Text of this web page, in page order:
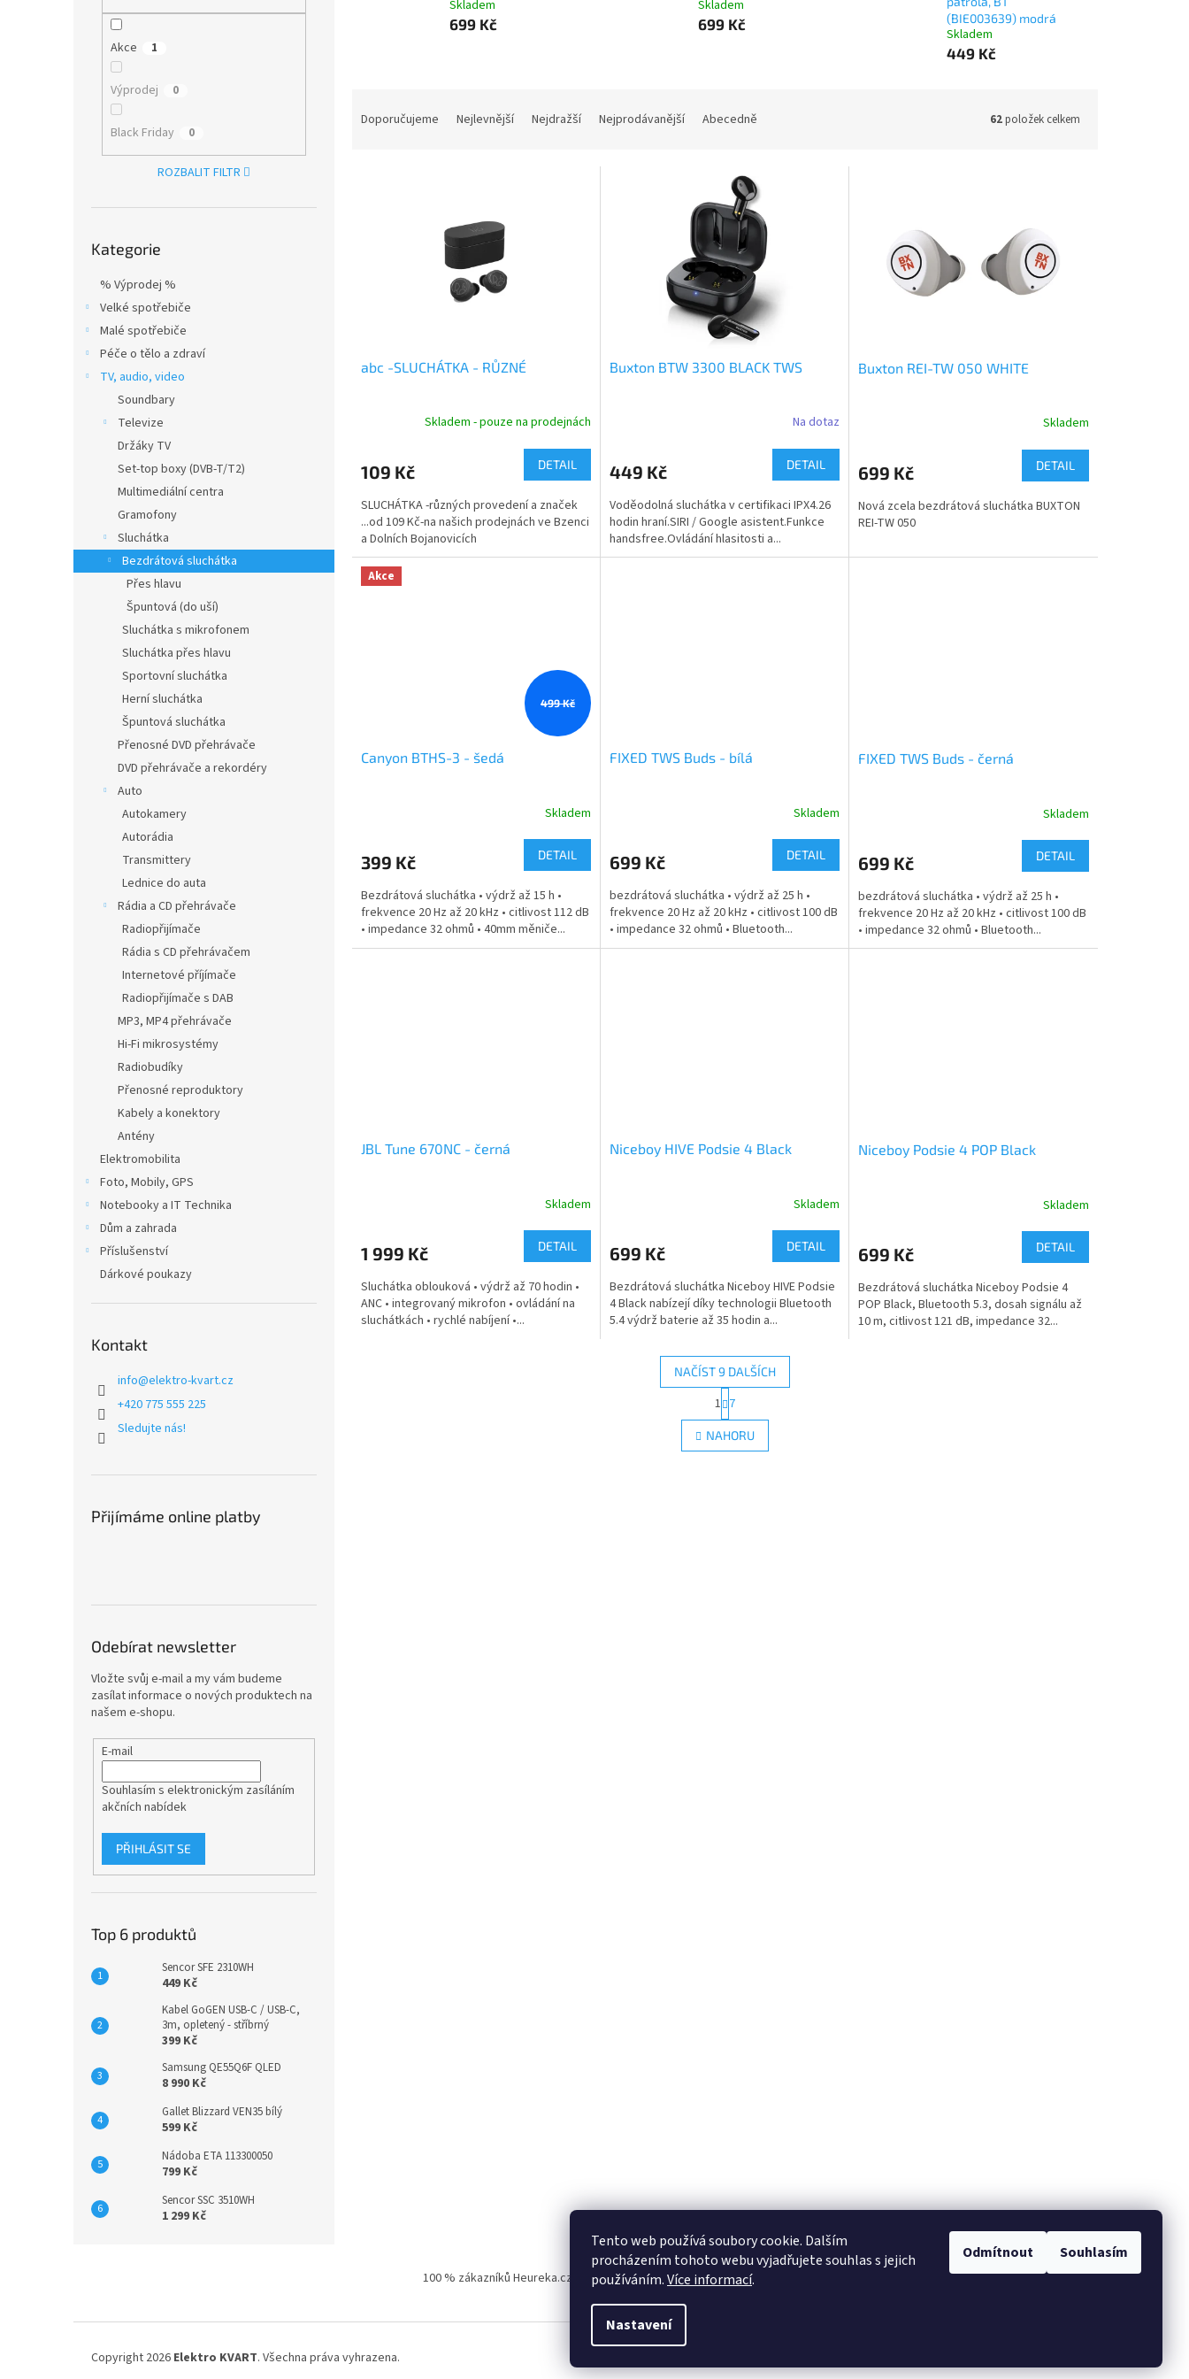
Tento web používá soubory cookie. Dalším
procházením tohoto webu vyjadřujete souhlas s jejich
používáním.Více informací.
Nastavení
Odmítnout Souhlasím
Akce 1
Výprodej 0
Black Friday 0
ROZBALIT FILTR
kategorie
Kategorie
% Výprodej %
Velké spotřebiče
Malé spotřebiče
Péče o tělo a zdraví
TV, audio, video
Soundbary
Televize
Držáky TV
Set-top boxy (DVB-T/T2)
Multimediální centra
Gramofony
Sluchátka
Bezdrátová sluchátka
Přes hlavu
Špuntová (do uší)
Sluchátka s mikrofonem
Sluchátka přes hlavu
Sportovní sluchátka
Herní sluchátka
Špuntová sluchátka
Přenosné DVD přehrávače
DVD přehrávače a rekordéry
Auto
Autokamery
Autorádia
Transmittery
Lednice do auta
Rádia a CD přehrávače
Radiopřijímače
Rádia s CD přehrávačem
Internetové příjímače
Radiopřijímače s DAB
MP3, MP4 přehrávače
Hi-Fi mikrosystémy
Radiobudíky
Přenosné reproduktory
Kabely a konektory
Antény
Elektromobilita
Foto, Mobily, GPS
Notebooky a IT Technika
Dům a zahrada
Příslušenství
Dárkové poukazy
Kontakt
info@elektro-kvart.cz
+420 775 555 225
Sledujte nás!
Přijímáme online platby
Odebírat newsletter
Vložte svůj e-mail a my vám budeme
zasílat informace o nových produktech na
našem e-shopu.
E-mail
Souhlasím s elektronickým zasíláním
akčních nabídek
PŘIHLÁSIT SE
Top 6 produktů
Sencor SFE 2310WH
449 Kč
Kabel GoGEN USB-C / USB-C,
3m, opletený - stříbrný
399 Kč
Samsung QE55Q6F QLED
8 990 Kč
Gallet Blizzard VEN35 bílý
599 Kč
Nádoba ETA 113300050
799 Kč
Sencor SSC 3510WH
1 299 Kč
Skladem
699 Kč
Skladem
699 Kč
(BIE003639) modrá
Skladem
449 Kč
Doporučujeme Nejlevnější Nejdražší Nejprodávanější Abecedně 62položek celkem
abc -SLUCHÁTKA - RŮZNÉ
Skladem - pouze na prodejnách
109 Kč DETAIL
SLUCHÁTKA -různých provedení a značek
...od 109 Kč-na našich prodejnách ve Bzenci
a Dolních Bojanovicích
Buxton BTW 3300 BLACK TWS
Na dotaz
449 Kč DETAIL
Voděodolná sluchátka v certifikaci IPX4.26
hodin hraní.SIRI / Google asistent.Funkce
handsfree.Ovládání hlasitosti a...
Buxton REI-TW 050 WHITE
Skladem
699 Kč DETAIL
Nová zcela bezdrátová sluchátka BUXTON
REI-TW 050
Akce
499 Kč
Canyon BTHS-3 - šedá
Skladem
399 Kč DETAIL
Bezdrátová sluchátka • výdrž až 15 h •
frekvence 20 Hz až 20 kHz • citlivost 112 dB
• impedance 32 ohmů • 40mm měniče...
FIXED TWS Buds - bílá
Skladem
699 Kč DETAIL
bezdrátová sluchátka • výdrž až 25 h •
frekvence 20 Hz až 20 kHz • citlivost 100 dB
• impedance 32 ohmů • Bluetooth...
FIXED TWS Buds - černá
Skladem
699 Kč DETAIL
bezdrátová sluchátka • výdrž až 25 h •
frekvence 20 Hz až 20 kHz • citlivost 100 dB
• impedance 32 ohmů • Bluetooth...
JBL Tune 670NC - černá
Skladem
1 999 Kč DETAIL
Sluchátka oblouková • výdrž až 70 hodin •
ANC • integrovaný mikrofon • ovládání na
sluchátkách • rychlé nabíjení •...
Niceboy HIVE Podsie 4 Black
Skladem
699 Kč DETAIL
Bezdrátová sluchátka Niceboy HIVE Podsie
4 Black nabízejí díky technologii Bluetooth
5.4 výdrž baterie až 35 hodin a...
Niceboy Podsie 4 POP Black
Skladem
699 Kč DETAIL
Bezdrátová sluchátka Niceboy Podsie 4
POP Black, Bluetooth 5.3, dosah signálu až
10 m, citlivost 121 dB, impedance 32...
O
v
l
NAČÍST 9 DALŠÍCH
t
r
á
n
1 7
NAHORU
100 % zákazníků Heureka.cz nás doporučuje! Zboží.cz Firmy.cz
Copyright 2026 Elektro KVART. Všechna práva vyhrazena.